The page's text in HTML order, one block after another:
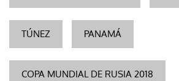
TÚNEZ PANAMÁ
COPA MUNDIAL DE RUSIA 2018